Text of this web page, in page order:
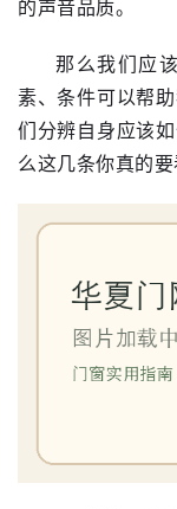
页
入
间
的声音品质。
那么我们应
素、条件可以帮
们分辨自身应该
么这几条你真的要